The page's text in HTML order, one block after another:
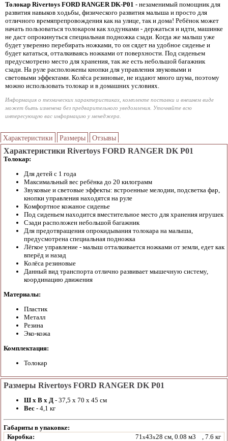
Толокар Rivertoys FORD RANGER DK-P01 - незаменимый помощник для
развития навыков ходьбы, физического развития малыша и просто для
отличного времяпрепровождения как на улице, так и дома! Ребёнок может
начать пользоваться толокаром как ходунками - держаться и идти, машинке
не даст опрокинуться специальная подножка сзади. Когда же малыш уже
будет уверенно перебирать ножками, то он сядет на удобное сиденье и
будет кататься, отталкиваясь ножками от поверхности. Под сиденьем
предусмотрено место для хранения, так же есть небольшой багажник
сзади. На руле расположены кнопки для управления звуковыми и
световыми эффектами. Колёса резиновые, не издают много шума, поэтому
можно использовать толокар и в домашних условиях.
Информация о технических характеристиках, комплекте поставки и внешнем виде
может быть изменена без предварительного уведомления. Уточняйте всю
интересующую вас информацию у менеджера.
Характеристики Размеры Отзывы
Характеристики Rivertoys FORD RANGER DK P01
Толокар:
Для детей с 1 года
Максимальный вес ребёнка до 20 килограмм
Звуковые и световые эффекты: встроенные мелодии, подсветка фар,
кнопки управления находятся на руле
Комфортное кожаное сиденье
Под сиденьем находится вместительное место для хранения игрушек
Сзади расположен небольшой багажник
Для предотвращения опрокидывания толокара на малыша,
предусмотрена специальная подножка
Лёгкое управление - малыш отталкивается ножками от земли, едет как
вперёд и назад
Колёса резиновые
Данный вид транспорта отлично развивает мышечную систему,
координацию движения
Материалы:
Пластик
Металл
Резина
Эко-кожа
Комплектация:
Толокар
Размеры Rivertoys FORD RANGER DK P01
Ш х В х Д - 37,5 х 70 х 45 см
Вес - 4,1 кг
Габариты в упаковке:
Коробка:
71 x43x28 см, 0.08 м3 , 7.6 кг